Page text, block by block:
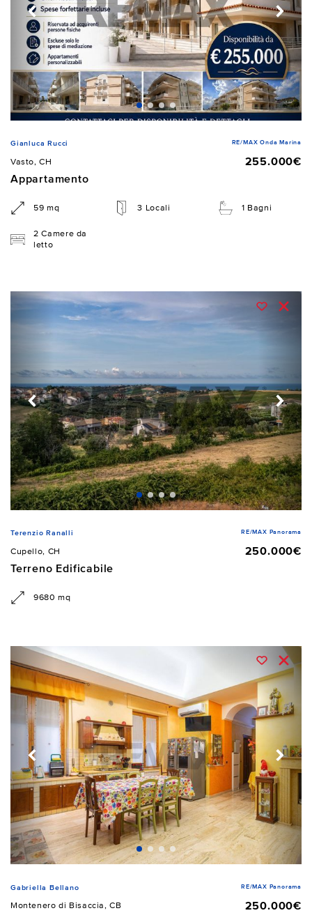
Gianluca Rucci RE/MAX Onda Marina
Vasto, CH
255.000€
Appartamento
59 mq 3 Locali 1 Bagni
2 Camere da
letto
Terenzio Ranalli RE/MAX Panorama
Cupello, CH
250.000€
Terreno Edificabile
9680 mq
Gabriella Bellano RE/MAX Panorama
Montenero di Bisaccia, CB 250.000€